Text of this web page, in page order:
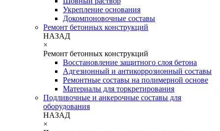
Укрепление основания
Докомпоновочные составы
Ремонт бетонных конструкций
НАЗАД
×
Ремонт бетонных конструкций
Восстановление защитного слоя бетона
Адгезионный и антикоррозионный составы
Ремонтные составы на полимерной основе
Материалы для торкретирования
Подливочные и анкерочные составы для
оборудования
НАЗАД
×